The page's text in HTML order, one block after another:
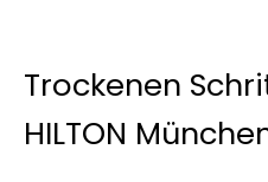
Trockenen
HILTON